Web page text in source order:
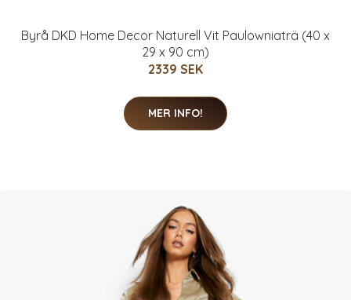
Byrå DKD Home Decor Naturell Vit Paulowniaträ (40 x
29 x 90 cm)
2339 SEK
MER INFO!